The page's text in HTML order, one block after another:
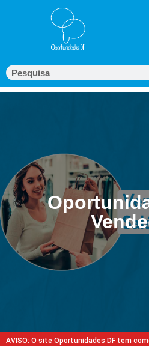
AVISO: O site Oportunidades DF tem